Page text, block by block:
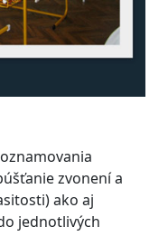
zvonení a
ako aj
jednotlivých